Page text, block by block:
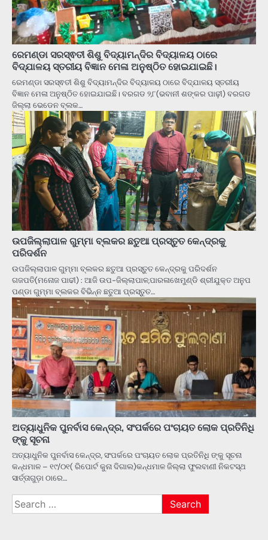
ରେମଣ୍ଡା ସରସ୍ଵତୀ ଶିଶୁ ବିଦ୍ୟାମନ୍ଦିର ବିଦ୍ୟାଳୟ ଠାରେ
ବିଦ୍ଯାଳୟ ସ୍ତରୀୟ ବିଜ୍ଞାନ ମେଳା ଅନୁଷ୍ଠିତ ହୋଇଯାଇଛି।
ରେମଣ୍ଡା ସରସ୍ଵତୀ ଶିଶୁ ବିଦ୍ୟାମନ୍ଦିର ବିଦ୍ୟାଳୟ ଠାରେ ବିଦ୍ଯାଳୟ ସ୍ତରୀୟ
ବିଜ୍ଞାନ ମେଳା ଅନୁଷ୍ଠିତ ହୋଇଯାଇଛି। ବରଗଡ ୨,୮(ଭବାନୀ ଶଙ୍କର ପାଢ଼ୀ) ବରଗଡ
ଜିଲ୍ଲା ଭେଡେନ ବ୍ଲକ…
ଉପଜିଲ୍ଲାପାଳ ଗୁମ୍ମା ବ୍ଲକର ଛତୁଆ ପ୍ରସ୍ତୁତ କେନ୍ଦ୍ରକୁ
ପରିଦର୍ଶନ
ଉପଜିଲ୍ଲାପାଳ ଗୁମ୍ମା ବ୍ଲକର ଛତୁଆ ପ୍ରସ୍ତୁତ କେନ୍ଦ୍ରକୁ ପରିଦର୍ଶନ
ଗଜପତି(ମନୋଜ ପାଢୀ) : ଆଜି ଉପ-ଜିଲ୍ଲାପାଳ,ପାରଳାଖେମୁଣ୍ଡି ଶ୍ରୀଯୁକ୍ତ ଅନୁପ
ପଣ୍ଡା ଗୁମ୍ମା ବ୍ଲକର ବିଭିନ୍ନ ଛତୁଆ ପ୍ରସ୍ତୁତ…
ଅତ୍ୟାଧୁନିକ ପୁନର୍ବାସ କେନ୍ଦ୍ର, ସଂପର୍କରେ ପଂଚାୟତ ଲୋକ ପ୍ରତିନିଧି
ଙ୍କୁ ସୂଚନା
ଅତ୍ୟାଧୁନିକ ପୁନର୍ବାସ କେନ୍ଦ୍ର, ସଂପର୍କରେ ପଂଚାୟତ ଲୋକ ପ୍ରତିନିଧି ଙ୍କୁ ସୂଚନା
କନ୍ଧମାଳ – ୧୯/୦୧( ରିପୋର୍ଟ କୁନା ଦିଗାଲ)କନ୍ଧମାଳ ଜିଲ୍ଲା ଫୁଲବାଣୀ ନିକଟସ୍ଥ
ସାର୍ତ୍ତାଗୁଡ଼ା ଠାରେ…
Search
for: